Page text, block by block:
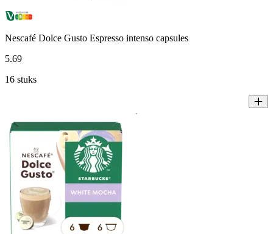
Nescafé Dolce Gusto Espresso intenso capsules
5.69
16 stuks